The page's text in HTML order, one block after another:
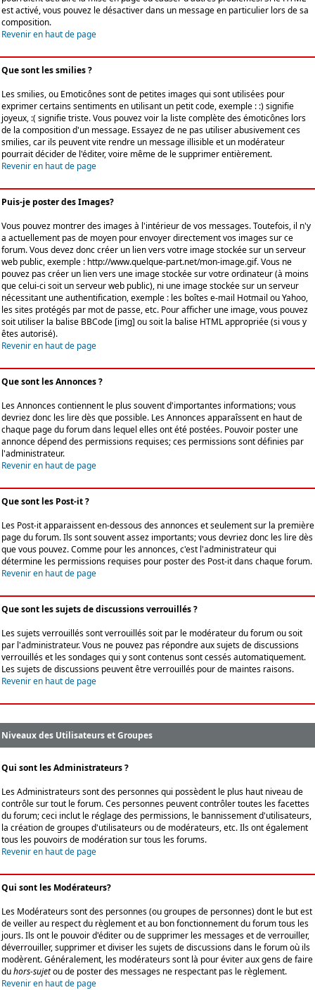
est activé, vous pouvez le désactiver dans un message en particulier lors de sa
composition.
Revenir en haut de page
Que sont les smilies ?
Les smilies, ou Emoticônes sont de petites images qui sont utilisées pour
exprimer certains sentiments en utilisant un petit code, exemple : :) signifie
joyeux, :( signifie triste. Vous pouvez voir la liste complète des émoticônes lors
de la composition d'un message. Essayez de ne pas utiliser abusivement ces
smilies, car ils peuvent vite rendre un message illisible et un modérateur
pourrait décider de l'éditer, voire même de le supprimer entièrement.
Revenir en haut de page
Puis-je poster des Images?
Vous pouvez montrer des images à l'intérieur de vos messages. Toutefois, il n'y
a actuellement pas de moyen pour envoyer directement vos images sur ce
forum. Vous devez donc créer un lien vers votre image stockée sur un serveur
web public, exemple : http://www.quelque-part.net/mon-image.gif. Vous ne
pouvez pas créer un lien vers une image stockée sur votre ordinateur (à moins
que celui-ci soit un serveur web public), ni une image stockée sur un serveur
nécessitant une authentification, exemple : les boîtes e-mail Hotmail ou Yahoo,
les sites protégés par mot de passe, etc. Pour afficher une image, vous pouvez
soit utiliser la balise BBCode [img] ou soit la balise HTML appropriée (si vous y
êtes autorisé).
Revenir en haut de page
Que sont les Annonces ?
Les Annonces contiennent le plus souvent d'importantes informations; vous
devriez donc les lire dès que possible. Les Annonces apparaîssent en haut de
chaque page du forum dans lequel elles ont été postées. Pouvoir poster une
annonce dépend des permissions requises; ces permissions sont définies par
l'administrateur.
Revenir en haut de page
Que sont les Post-it ?
Les Post-it apparaissent en-dessous des annonces et seulement sur la première
page du forum. Ils sont souvent assez importants; vous devriez donc les lire dès
que vous pouvez. Comme pour les annonces, c'est l'administrateur qui
détermine les permissions requises pour poster des Post-it dans chaque forum.
Revenir en haut de page
Que sont les sujets de discussions verrouillés ?
Les sujets verrouillés sont verrouillés soit par le modérateur du forum ou soit
par l'administrateur. Vous ne pouvez pas répondre aux sujets de discussions
verrouillés et les sondages qui y sont contenus sont cessés automatiquement.
Les sujets de discussions peuvent être verrouillés pour de maintes raisons.
Revenir en haut de page
Niveaux des Utilisateurs et Groupes
Qui sont les Administrateurs ?
Les Administrateurs sont des personnes qui possèdent le plus haut niveau de
contrôle sur tout le forum. Ces personnes peuvent contrôler toutes les facettes
du forum; ceci inclut le réglage des permissions, le bannissement d'utilisateurs,
la création de groupes d'utilisateurs ou de modérateurs, etc. Ils ont également
tous les pouvoirs de modération sur tous les forums.
Revenir en haut de page
Qui sont les Modérateurs?
Les Modérateurs sont des personnes (ou groupes de personnes) dont le but est
de veiller au respect du règlement et au bon fonctionnement du forum tous les
jours. Ils ont le pouvoir d'éditer ou de supprimer les messages et de verrouiller,
déverrouiller, supprimer et diviser les sujets de discussions dans le forum où ils
modèrent. Généralement, les modérateurs sont là pour éviter aux gens de faire
duhors-sujetou de poster des messages ne respectant pas le règlement.
Revenir en haut de page